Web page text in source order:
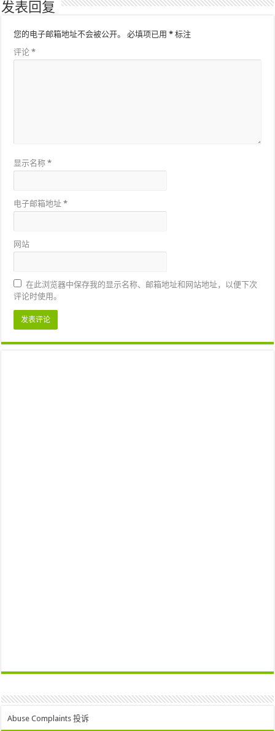
发表回复
您的电子邮箱地址不会被公开。 必填项已用* 标注
评论*
显示名称*
电子邮箱地址*
网站
在此浏览器中保存我的显示名称、邮箱地址和网站地址，以便下次
评论时使用。
Abuse Complaints 投诉